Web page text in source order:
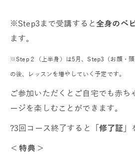
※Step3まで受講すると全身のベ
ます。
※Step２（上半身）は5月、Step3（お顔・頭
の後、レッスンを増やしていく予定です。
ご参加いただくとご自宅でも赤ち
ージを楽しむことができます。
?3回コース終了すると
「修了証」
＜特典＞